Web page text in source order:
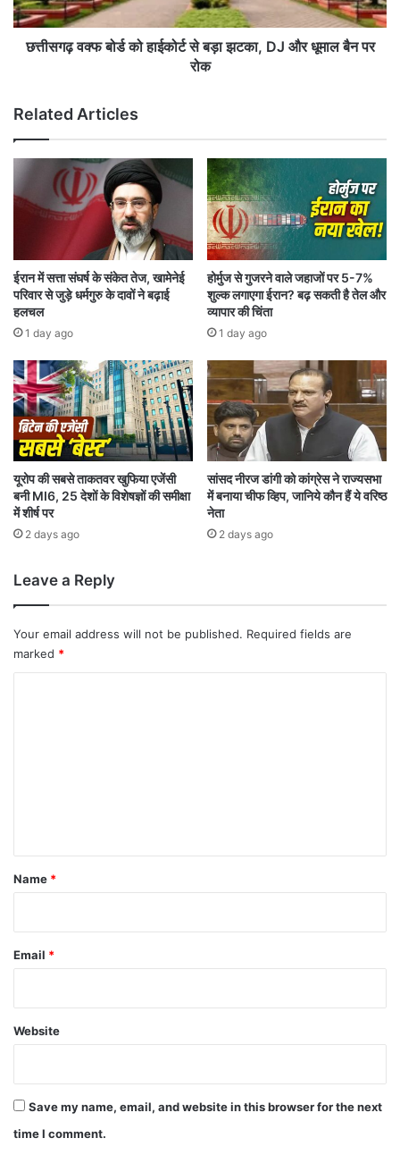
र्ट
ने
फु
टे
ज
र
ख
ने
का
दि
आ
दे
श
बो
र्ड
र्ट
से
ब
झ
D
J
औ
र
मा
ल
बै
न
प
रो
क
छत्तीसगढ़ वक्फ बोर्ड को हाईकोर्ट से बड़ा झटका, DJ और धूमाल बैन पर
रोक
Related Articles
ईरान में सत्ता संघर्ष के संकेत तेज, खामेनेई
परिवार से जुड़े धर्मगुरु के दावों ने बढ़ाई
हलचल
1 day ago
होर्मुज से गुजरने वाले जहाजों पर 5-7%
शुल्क लगाएगा ईरान? बढ़ सकती है तेल और
व्यापार की चिंता
1 day ago
यूरोप की सबसे ताकतवर खुफिया एजेंसी
बनी MI6, 25 देशों के विशेषज्ञों की समीक्षा
में शीर्ष पर
2 days ago
सांसद नीरज डांगी को कांग्रेस ने राज्यसभा
में बनाया चीफ व्हिप, जानिये कौन हैं ये वरिष्ठ
नेता
2 days ago
Leave a Reply
Your email address will not be published. Required fields are
marked *
*
Name *
Email *
Website
Save my name, email, and website in this browser for the next
time I comment.